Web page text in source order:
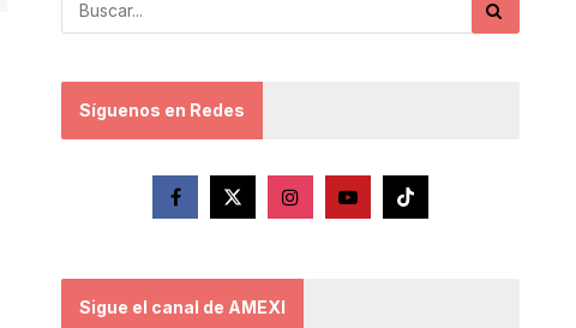
Síguenos en Redes
Sigue el canal de AMEXI